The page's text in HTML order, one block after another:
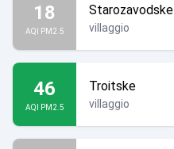
18
AQI PM2.5
Starozavodske
villaggio
46
AQI PM2.5
Troitske
villaggio